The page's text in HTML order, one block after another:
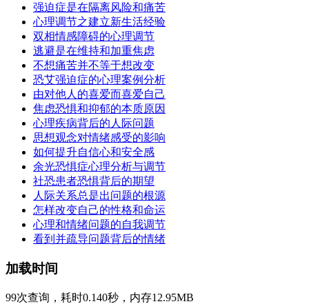
强迫症是在隔离风险和痛苦
心理调节之建立新生活经验
双相情感障碍的心理调节
逃避是在维持和加重焦虑
不想痛苦并不等于想改变
恐艾强迫症的心理案例分析
由对他人的喜爱而喜爱自己
焦虑恐惧和抑郁的本质原因
心理疾病背后的人际问题
思想观念对情绪感受的影响
如何提升自信心和安全感
余光恐惧症心理分析与调节
社恐患者恐惧背后的期望
人际关系总是出问题的根源
怎样改变自己的性格和命运
心理和情绪问题的自我调节
看到并疏导问题背后的情绪
加载时间
99次查询，耗时0.140秒，内存12.95MB